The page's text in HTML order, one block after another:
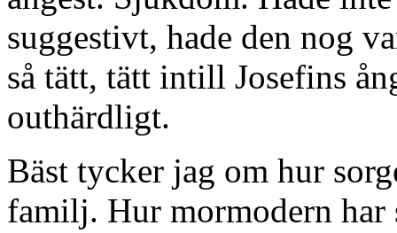
suggestivt, hade den nog
så tätt, tätt intill Josefins
outhärdligt.
Bäst tycker jag om hur
familj. Hur mormodern har